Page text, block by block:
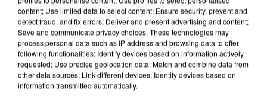
6 août 2026
Une touriste de l’Oise emportée par une coulée de
boue en Haute-Savoie
content; Use limited data to select content; Ensure security, prevent and
detect fraud, and fix errors; Deliver and present advertising and content;
Save and communicate privacy choices. These technologies may
process personal data such as IP address and browsing data to offer
following functionalities: Identify devices based on information actively
requested; Use precise geolocation data; Match and combine data from
other data sources; Link different devices; Identify devices based on
information transmitted automatically.